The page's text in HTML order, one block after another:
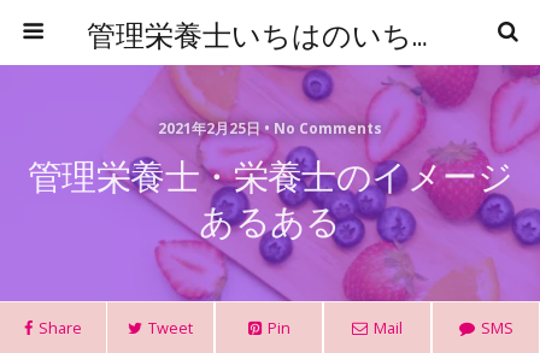
管理栄養士いちはのいちからはじめる食事管理
2021年2月25日 • No Comments
管理栄養士・栄養士のイメージ
あるある
Share Tweet Pin Mail SMS